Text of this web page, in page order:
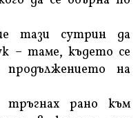
тази сутрин да
– таме, където се
на
тръгнах рано към